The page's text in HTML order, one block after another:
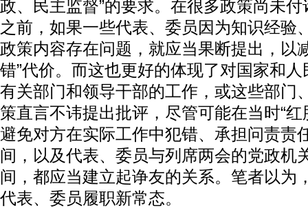
政、民主监督”的要求。在很多政策尚未
之前，如果一些代表、委员因为知识经验
政策内容存在问题，就应当果断提出，以
错”代价。而这也更好的体现了对国家和
有关部门和领导干部的工作，或这些部门
策直言不讳提出批评，尽管可能在当时“红
避免对方在实际工作中犯错、承担问责责
间，以及代表、委员与列席两会的党政机
间，都应当建立起诤友的关系。笔者以为
代表、委员履职新常态。